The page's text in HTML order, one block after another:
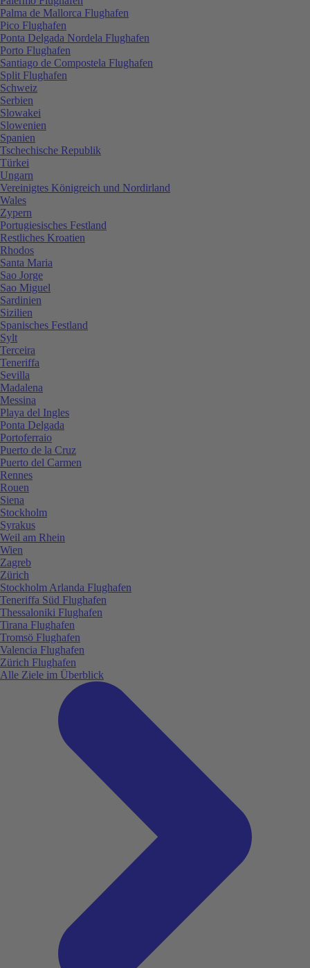
Palma de Mallorca Flughafen
Pico Flughafen
Ponta Delgada Nordela Flughafen
Porto Flughafen
Santiago de Compostela Flughafen
Split Flughafen
Schweiz
Serbien
Slowakei
Slowenien
Spanien
Tschechische Republik
Türkei
Ungarn
Vereinigtes Königreich und Nordirland
Wales
Zypern
Portugiesisches Festland
Restliches Kroatien
Rhodos
Santa Maria
Sao Jorge
Sao Miguel
Sardinien
Sizilien
Spanisches Festland
Sylt
Terceira
Teneriffa
Sevilla
Madalena
Messina
Playa del Ingles
Ponta Delgada
Portoferraio
Puerto de la Cruz
Puerto del Carmen
Rennes
Rouen
Siena
Stockholm
Syrakus
Weil am Rhein
Wien
Zagreb
Zürich
Stockholm Arlanda Flughafen
Teneriffa Süd Flughafen
Thessaloniki Flughafen
Tirana Flughafen
Tromsö Flughafen
Valencia Flughafen
Zürich Flughafen
Alle Ziele im Überblick